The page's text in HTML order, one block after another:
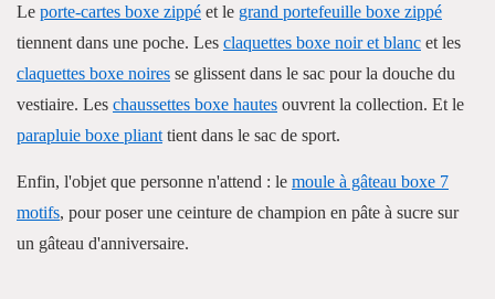
Le porte-cartes boxe zippé et le grand portefeuille boxe zippé
tiennent dans une poche. Les claquettes boxe noir et blanc et les
claquettes boxe noires se glissent dans le sac pour la douche du
vestiaire. Les chaussettes boxe hautes ouvrent la collection. Et le
parapluie boxe pliant tient dans le sac de sport.
Enfin, l'objet que personne n'attend : le moule à gâteau boxe 7
motifs, pour poser une ceinture de champion en pâte à sucre sur
un gâteau d'anniversaire.